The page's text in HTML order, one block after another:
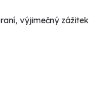
výjimečný zážitek